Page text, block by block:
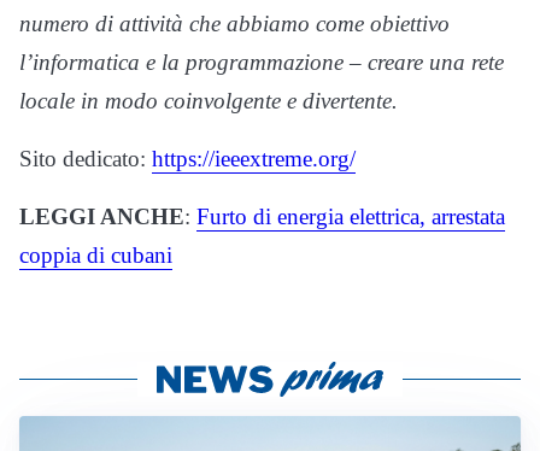
numero di attività che abbiamo come obiettivo
l’informatica e la programmazione – creare una rete
locale in modo coinvolgente e divertente.
Sito dedicato: https://ieeextreme.org/
LEGGI ANCHE: Furto di energia elettrica, arrestata
coppia di cubani